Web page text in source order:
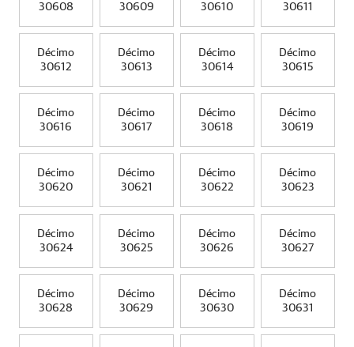
30608
30609
30610
30611
Décimo
30612
Décimo
30613
Décimo
30614
Décimo
30615
Décimo
30616
Décimo
30617
Décimo
30618
Décimo
30619
Décimo
30620
Décimo
30621
Décimo
30622
Décimo
30623
Décimo
30624
Décimo
30625
Décimo
30626
Décimo
30627
Décimo
30628
Décimo
30629
Décimo
30630
Décimo
30631